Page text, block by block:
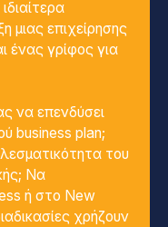
μιας επιχείρησης
ένας γρίφος για
να επενδύσει
business plan;
του
Να
ή στο New
χρήζουν